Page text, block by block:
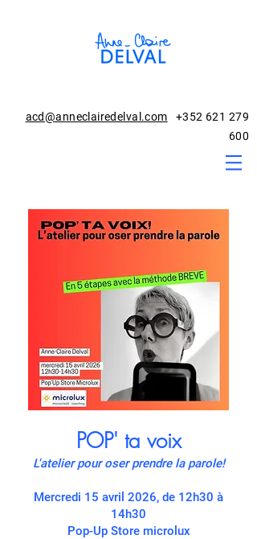
acd@anneclairedelval.com
+352 621 279
600
POP' ta voix
L'atelier pour oser prendre la parole!
Mercredi 15 avril 2026, de 12h30 à
14h30
Pop-Up Store microlux